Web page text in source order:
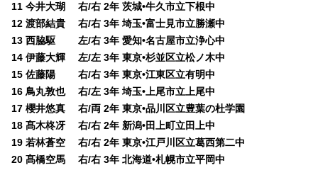
11 今井大瑚 右/右 2年 茨城•牛久市立下根中
12 渡部結貴 右/右 3年 埼玉•富士見市立勝瀬中
13 西脇駆 左/右 3年 愛知•名古屋市立浄心中
14 伊藤大輝 左/左 3年 東京•杉並区立松ノ木中
15 佐藤陽 右/右 3年 東京•江東区立有明中
16 鳥丸敦也 右/左 3年 埼玉•上尾市立上尾中
17 櫻井悠真 右/両 2年 東京•品川区立豊葉の杜学園
18 髙木柊冴 右/右 2年 新潟•田上町立田上中
19 若林蒼空 右/右 2年 東京•江戸川区立葛西第二中
20 髙橋空馬 右/右 3年 北海道•札幌市立平岡中